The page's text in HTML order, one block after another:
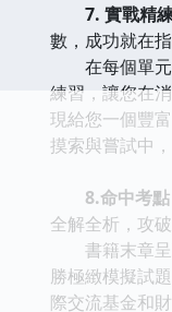
7. 實戰精
數，成功就在指
在每個單元
練習，讓您在
現給您一個豐
摸索與嘗試中
8.命中考點
全解全析，攻
書籍末章呈
勝極緻模擬試
際交流基金和